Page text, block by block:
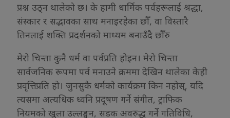
प्रश्न उठ्न थालेको छ। के हामी धार्मिक पर्वहरूलाई श्रद्धा,
संस्कार र सद्भावका साथ मनाइरहेका छौँ, वा विस्तारै
तिनलाई शक्ति प्रदर्शनको माध्यम बनाउँदै छौँरु
मेरो चिन्ता कुनै धर्म वा पर्वप्रति होइन। मेरो चिन्ता
सार्वजनिक रूपमा पर्व मनाउने क्रममा देखिन थालेका केही
प्रवृत्तिप्रति हो। जुनसुकै धर्मको कार्यक्रम किन नहोस्, यदि
त्यसमा अत्यधिक ध्वनि प्रदूषण गर्ने संगीत, ट्राफिक
नियमको खुला उल्लङ्घन, सडक अवरुद्ध गर्ने गतिविधि,